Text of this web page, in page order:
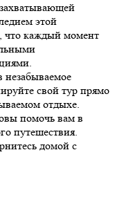
этой
что каждый момент
незабываемое
свой тур прямо
отдыхе.
помочь вам в
путешествия.
домой с